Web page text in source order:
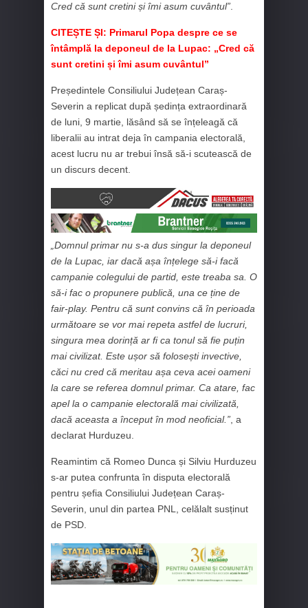
Cred că sunt cretini și îmi asum cuvântul”.
CITEȘTE ȘI: Primarul Popa despre ce se
întâmplă la deponeul de la Lupac: „Cred că
sunt cretini și îmi asum cuvântul”
Președintele Consiliului Județean Caraș-
Severin a replicat după ședința extraordinară
de luni, 9 martie, lăsând să se înțeleagă că
liberalii au intrat deja în campania electorală,
acest lucru nu ar trebui însă să-i scutească de
un discurs decent.
„Domnul primar nu s-a dus singur la deponeul
de la Lupac, iar dacă așa înțelege să-i facă
campanie colegului de partid, este treaba sa. O
să-i fac o propunere publică, una ce ține de
fair-play. Pentru că sunt convins că în perioada
următoare se vor mai repeta astfel de lucruri,
singura mea dorință ar fi ca tonul să fie puțin
mai civilizat. Este ușor să folosești invective,
căci nu cred că meritau așa ceva acei oameni
la care se referea domnul primar. Ca atare, fac
apel la o campanie electorală mai civilizată,
dacă aceasta a început în mod neoficial.” , a
declarat Hurduzeu.
Reamintim că Romeo Dunca și Silviu Hurduzeu
s-ar putea confrunta în disputa electorală
pentru șefia Consiliului Județean Caraș-
Severin, unul din partea PNL, celălalt susținut
de PSD.